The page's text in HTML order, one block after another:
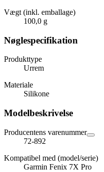
Vægt (inkl. emballage)
100,0 g
Nøglespecifikation
Produkttype
Urrem
Materiale
Silikone
Modelbeskrivelse
Producentens varenummer
72-892
Kompatibel med (model/serie)
Garmin Fenix 7X Pro